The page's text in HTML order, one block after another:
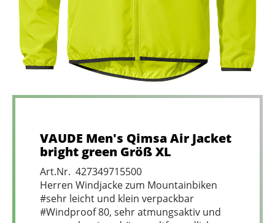
VAUDE Men's Qimsa Air Jacket
bright green Größ XL
Art.Nr. 427349715500
Herren Windjacke zum Mountainbiken
#sehr leicht und klein verpackbar
#Windproof 80, sehr atmungsaktiv und